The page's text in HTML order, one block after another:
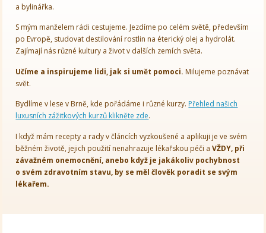
a bylinářka.
S mým manželem rádi cestujeme. Jezdíme po celém světě, především
po Evropě, studovat destilování rostlin na éterický olej a hydrolát.
Zajímají nás různé kultury a život v dalších zemích světa.
Učíme a inspirujeme lidi, jak si umět pomoci. Milujeme poznávat
svět.
Bydlíme v lese v Brně, kde pořádáme i různé kurzy. Přehled našich
luxusních zážitkových kurzů klikněte zde.
I když mám recepty a rady v článcích vyzkoušené a aplikuji je ve svém
běžném životě, jejich použití nenahrazuje lékařskou péči aVŽDY, při
závažném onemocnění, anebo když je jakákoliv pochybnost
o svém zdravotním stavu, by se měl člověk poradit se svým
lékařem.